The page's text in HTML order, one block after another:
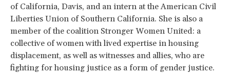
of California, Davis, and an intern at the American Civil
Liberties Union of Southern California. She is also a
member of the coalition Stronger Women United: a
collective of women with lived expertise in housing
displacement, as well as witnesses and allies, who are
fighting for housing justice as a form of gender justice.